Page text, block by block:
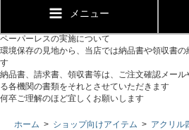
メニュー
ペーパーレスの実施について
環境保存の見地から、当店では納品書や領収書
す
納品書、請求書、領収書等は、ご注文確認メー
る各機関の書類をそれとさせていただきます
何卒ご理解のほど宜しくお願いします
ホーム > ショップ向けアイテム > アクリル